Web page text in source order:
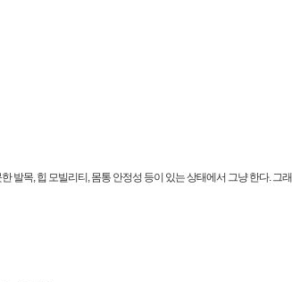
발목, 힙 모빌리티, 몸통 안정성 등이 있는 상태에서 그냥 한다. 그래